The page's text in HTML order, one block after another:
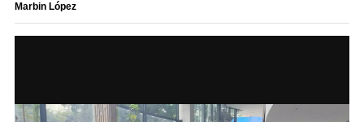
Marbin López